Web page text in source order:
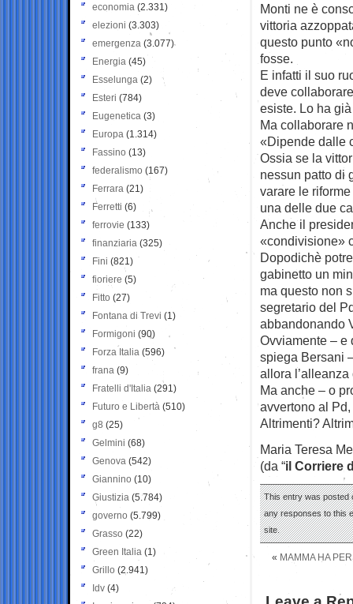
Monti ne è
vittoria
questo punto
fosse.
E infatti il suo
deve
esiste. Lo ha
Ma collaborare
«Dipende dalle
Ossia se la
nessun patto di
varare le
una delle due
Anche il
«condivisione»
Dopodichè
gabinetto un
ma questo non
segretario del
abbandonando
Ovviamente – e
spiega Bersani
allora
Ma anche – o
avvertono al
Altrimenti?
Maria Teresa
(da “il Corriere
This entry was posted
any responses to this
site.
« MAMMA HA
economia (2.331)
elezioni (3.303)
emergenza (3.077)
Energia (45)
Esselunga (2)
Esteri (784)
Eugenetica (3)
Europa (1.314)
Fassino (13)
federalismo (167)
Ferrara (21)
Ferretti (6)
ferrovie (133)
finanziaria (325)
Fini (821)
fioriere (5)
Fitto (27)
Fontana di Trevi (1)
Formigoni (90)
Forza Italia (596)
frana (9)
Fratelli d'Italia (291)
Futuro e Libertà (510)
g8 (25)
Gelmini (68)
Genova (542)
Giannino (10)
Giustizia (5.784)
governo (5.799)
Grasso (22)
Green Italia (1)
Grillo (2.941)
Idv (4)